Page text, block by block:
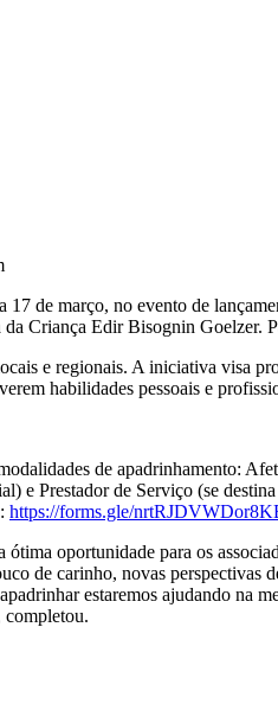
de março, no evento de
Criança Edir Bisognin
e regionais. A iniciativa visa
habilidades pessoais e
de apadrinhamento:
Prestador de Serviço (se
https://forms.gle/
para os
de carinho, novas
estaremos ajudando na
completou.